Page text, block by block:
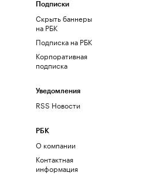
Подписки
Скрыть баннеры
на РБК
Подписка на РБК
Корпоративная
подписка
Уведомления
RSS Новости
РБК
О компании
Контактная
информация